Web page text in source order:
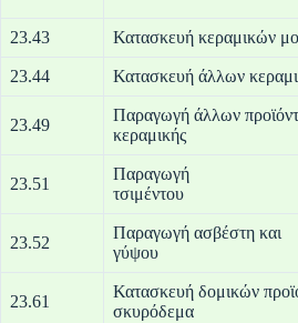
23.43 Κατασκευή κεραμικών
23.44 Κατασκευή άλλων
23.49
Παραγωγή άλλων
23.51
Παραγωγή
23.52
Παραγωγή ασβέστη και
23.61
Κατασκευή δομικών